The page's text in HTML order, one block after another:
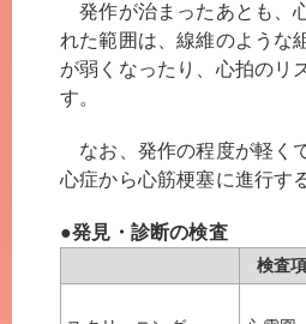
発作が治まったあとも、
れた範囲は、線維のような
が弱くなったり、心拍のリ
す。
なお、発作の程度が軽く
心症から心筋梗塞に進行す
●発見・診断の検査
検査